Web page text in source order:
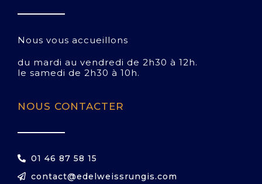
Nous vous accueillons
du mardi au vendredi de 2h30 à 12h.
le samedi de 2h30 à 10h.
NOUS CONTACTER
01 46 87 58 15
contact@edelweissrungis.com